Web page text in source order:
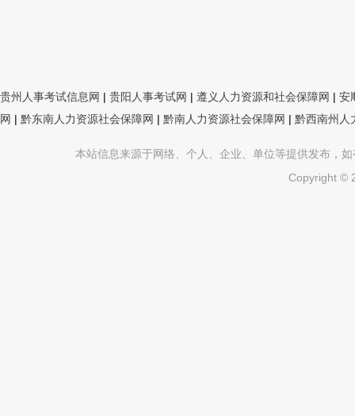
贵州人事考试信息网 | 贵阳人事考试网 | 遵义人力资源和社会保障网 | 安
网 | 黔东南人力资源社会保障网 | 黔南人力资源社会保障网 | 黔西南州人
本站信息来源于网络、个人、企业、单位等提供发布，
Copyright ©